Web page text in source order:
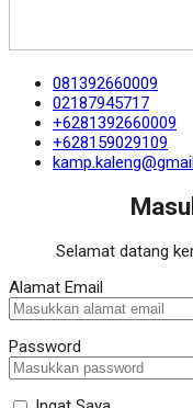
081392660009
02187945717
+6281392660009
+628159029109
Selamat datang
Alamat Email
Password